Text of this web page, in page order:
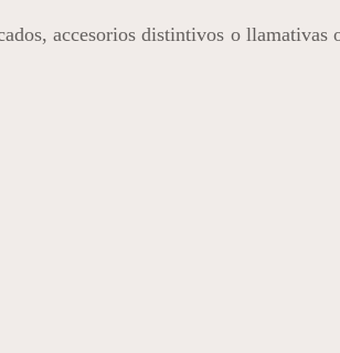
accesorios distintivos o llamativas